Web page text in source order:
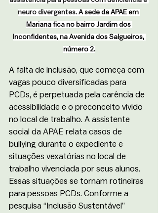
neuro divergentes. A sede da APAE em
Mariana fica no bairro Jardim dos
Inconfidentes, na Avenida dos Salgueiros,
número 2.
A falta de inclusão, que começa com
vagas pouco diversificadas para
PCDs, é perpetuada pela carência de
acessibilidade e o preconceito vivido
no local de trabalho. A assistente
social da APAE relata casos de
bullying durante o expediente e
situações vexatórias no local de
trabalho vivenciada por seus alunos.
Essas situações se tornam rotineiras
para pessoas PCDs. Conforme a
pesquisa “Inclusão Sustentável”